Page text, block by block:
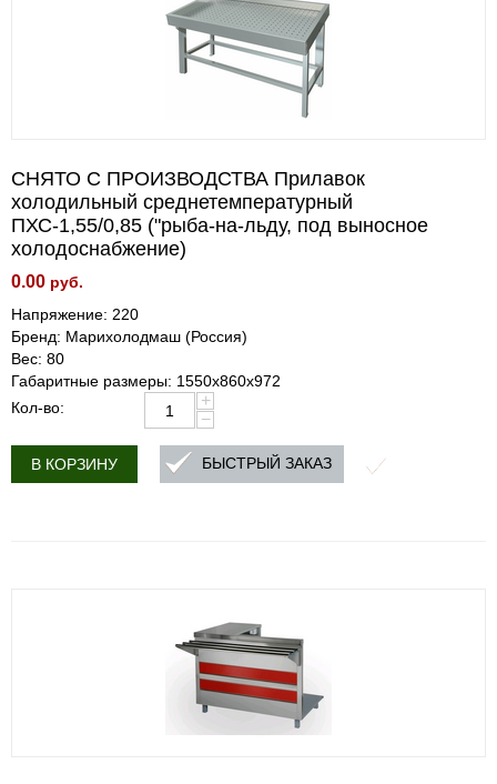
СНЯТО С ПРОИЗВОДСТВА Прилавок
холодильный среднетемпературный
ПХС-1,55/0,85 ("рыба-на-льду, под выносное
холодоснабжение)
0.00 руб.
Напряжение: 220
Бренд: Марихолодмаш (Россия)
Вес: 80
Габаритные размеры: 1550х860х972
Кол-во:
+
−
В КОРЗИНУ БЫСТРЫЙ ЗАКАЗ